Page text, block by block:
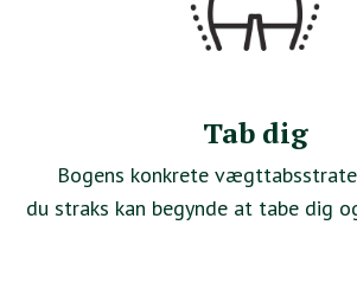
Tab dig
Bogens konkrete
du straks kan begynde at tabe dig